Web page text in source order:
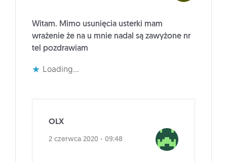
Witam. Mimo usunięcia usterki mam
wrażenie że na u mnie nadal są zawyżone nr
tel pozdrawiam
Loading...
OLX
2 czerwca 2020 - 09:48